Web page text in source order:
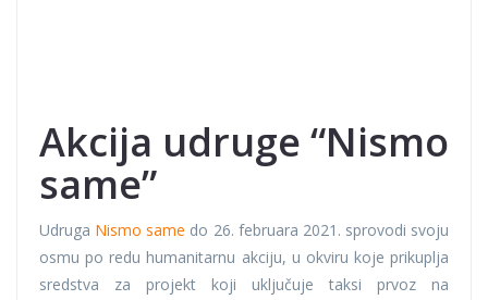
Akcija udruge “Nismo
same”
Udruga Nismo same do 26. februara 2021. sprovodi svoju
osmu po redu humanitarnu akciju, u okviru koje prikuplja
sredstva za projekt koji uključuje taksi prvoz na